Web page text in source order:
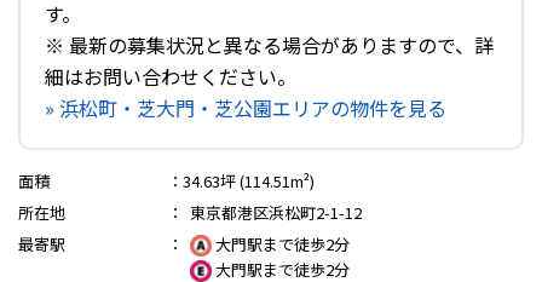
す。
※ 最新の募集状況と異なる場合がありますので、詳
細はお問い合わせください。
» 浜松町・芝大門・芝公園エリアの物件を見る
面積 ： 34.63坪 (114.51m²)
所在地
：
東京都港区浜松町2-1-12
最寄駅
：
大門駅まで徒歩2分
大門駅まで徒歩2分